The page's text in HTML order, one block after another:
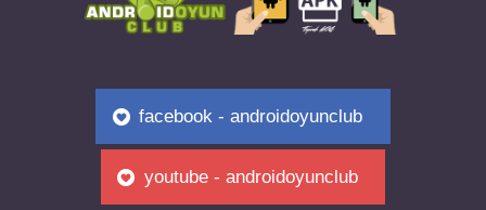
facebook - androidoyunclub
youtube - androidoyunclub